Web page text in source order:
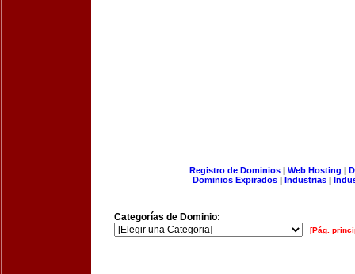
Registro de Dominios| Web Hosting |
Dominios Expirados | Industrias |
Categorías de Dominio:
[Pág.